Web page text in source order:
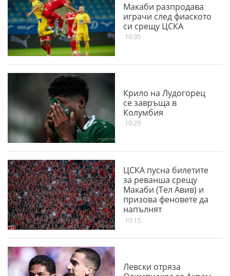
Макаби разпродава
играчи след фиаското
си срещу ЦСКА
10:35
Крило на Лудогорец
се завръща в
Колумбия
10:29
ЦСКА пусна билетите
за реванша срещу
Макаби (Тел Авив) и
призова феновете да
напълнят
Националния стадион
10:15
Левски отряза